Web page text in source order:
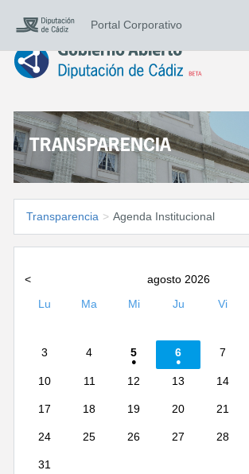
Portal Corporativo
TRANSPARENCIA
Transparencia > Agenda Institucional
< agosto 2026
Lu
Ma Mi Ju Vi
3 4 5 6 7
10 11 12 13 14
17 18 19 20 21
24 25 26 27 28
31